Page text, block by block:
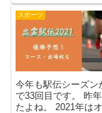
スポーツ
今年も駅伝シーズン
で33回目です。 昨
たよね。 2021年は